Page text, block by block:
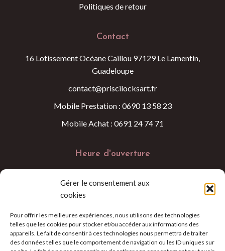
Gérer le consentement aux
cookies
Pour offrir les meilleures expériences, nous utilisons des technologies
telles que les cookies pour stocker et/ou accéder aux informations des
appareils. Le fait de consentir à ces technologies nous permettra de traiter
des données telles que le comportement de navigation ou les ID uniques sur
Politiques de retour
Contact
16 Lotissement Océane Caillou 97129 Le Lamentin,
Guadeloupe
contact@priscilocksart.fr
Mobile Prestation : 0690 13 58 23
Mobile Achat : 0691 24 74 71
Heure d'ouverture